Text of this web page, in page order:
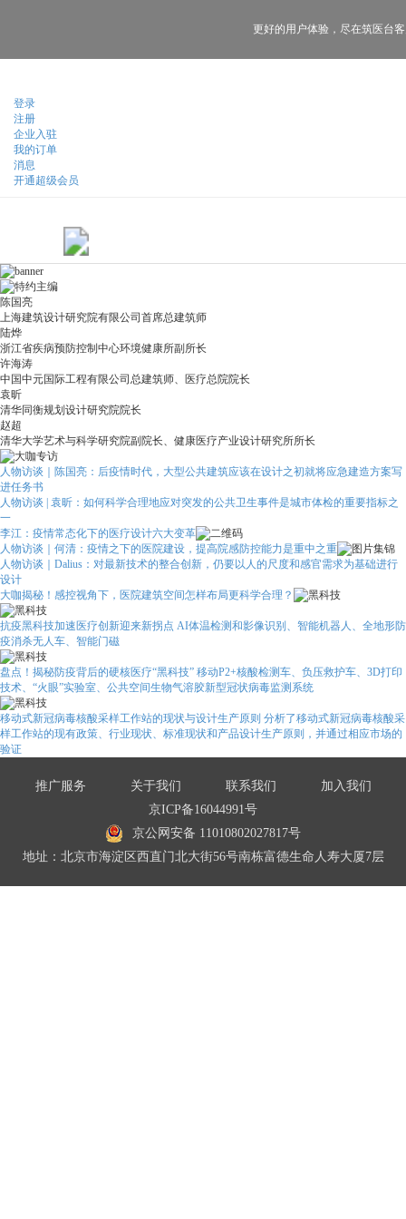
登录
注册
企业入驻
我的订单
消息
开通超级会员
陈国亮
上海建筑设计研究院有限公司首席总建筑师
陆烨
浙江省疾病预防控制中心环境健康所副所长
许海涛
中国中元国际工程有限公司总建筑师、医疗总院院长
袁昕
清华同衡规划设计研究院院长
赵超
清华大学艺术与科学研究院副院长、健康医疗产业设计研究所所长
人物访谈｜陈国亮：后疫情时代，大型公共建筑应该在设计之初就将应急建造方案写
进任务书
人物访谈 | 袁昕：如何科学合理地应对突发的公共卫生事件是城市体检的重要指标之
一
李江：疫情常态化下的医疗设计六大变革
人物访谈｜何清：疫情之下的医院建设，提高院感防控能力是重中之重
人物访谈｜Dalius：对最新技术的整合创新，仍要以人的尺度和感官需求为基础进行
设计
大咖揭秘！感控视角下，医院建筑空间怎样布局更科学合理？
抗疫黑科技加速医疗创新迎来新拐点 AI体温检测和影像识别、智能机器人、全地形防
疫消杀无人车、智能门磁
盘点！揭秘防疫背后的硬核医疗“黑科技” 移动P2+核酸检测车、负压救护车、3D打印
技术、“火眼”实验室、公共空间生物气溶胶新型冠状病毒监测系统
移动式新冠病毒核酸采样工作站的现状与设计生产原则 分析了移动式新冠病毒核酸采
样工作站的现有政策、行业现状、标准现状和产品设计生产原则，并通过相应市场的
验证
推广服务 关于我们 联系我们
加入我们
京ICP备16044991号
京公网安备 11010802027817号
地址：北京市海淀区西直门北大街56号南栋富德生命人寿大厦7层
更好的用户体验， 尽在筑医台